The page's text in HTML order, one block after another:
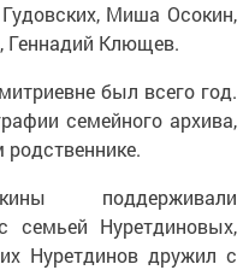
Миша Осокин,
Геннадий Клющев.
был всего год.
семейного архива,
поддерживали
семьей Нуретдиновых,
Нуретдинов дружил с